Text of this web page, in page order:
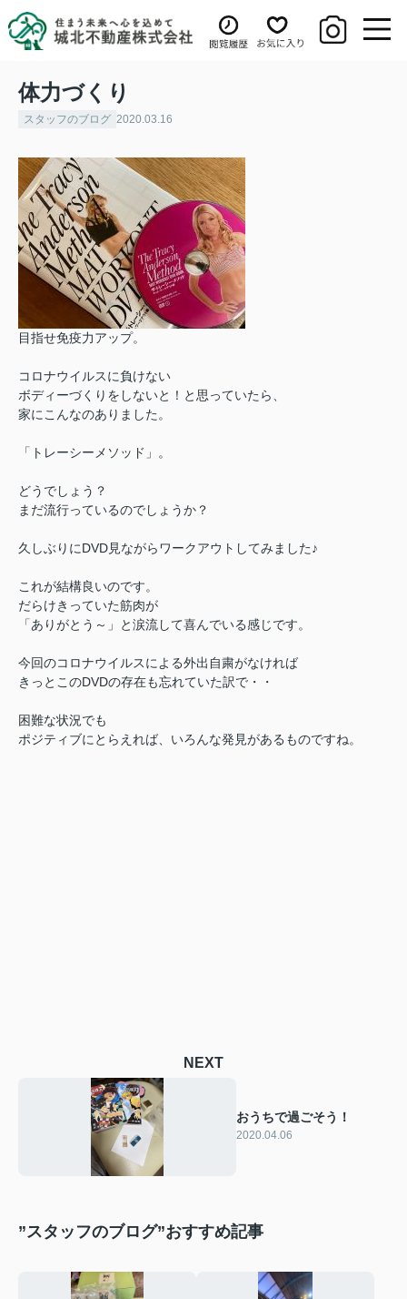
体力づくり
スタッフのブログ 2020.03.16
目指せ免疫力アップ。
コロナウイルスに負けない
ボディーづくりをしないと！と思っていたら、
家にこんなのありました。
「トレーシーメソッド」。
どうでしょう？
まだ流行っているのでしょうか？
久しぶりにDVD見ながらワークアウトしてみました♪
これが結構良いのです。
だらけきっていた筋肉が
「ありがとう～」と涙流して喜んでいる感じです。
今回のコロナウイルスによる外出自粛がなければ
きっとこのDVDの存在も忘れていた訳で・・
困難な状況でも
ポジティブにとらえれば、いろんな発見があるものですね。
NEXT
おうちで過ごそう！
2020.04.06
”スタッフのブログ”おすすめ記事